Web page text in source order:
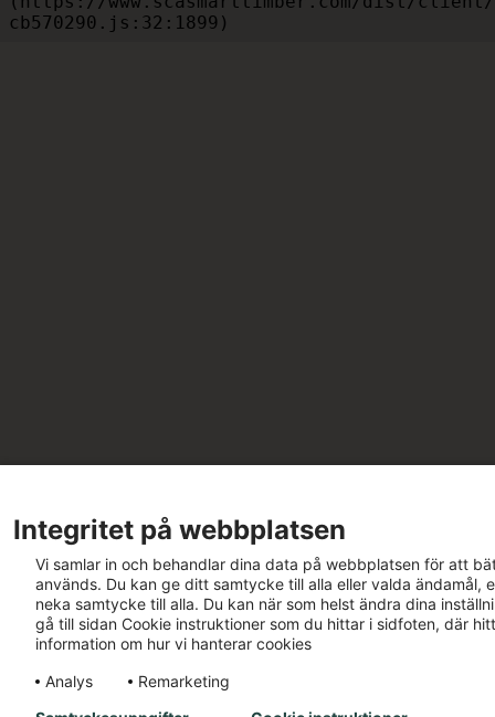
cb570290.js:32:1899)
Integritet på webbplatsen
Vi samlar in och behandlar dina data på webbplatsen för att
används. Du kan ge ditt samtycke till alla eller valda ändamål,
neka samtycke till alla. Du kan när som helst ändra dina
gå till sidan Cookie instruktioner som du hittar i sidfoten, där
information om hur vi hanterar cookies
Analys
Remarketing